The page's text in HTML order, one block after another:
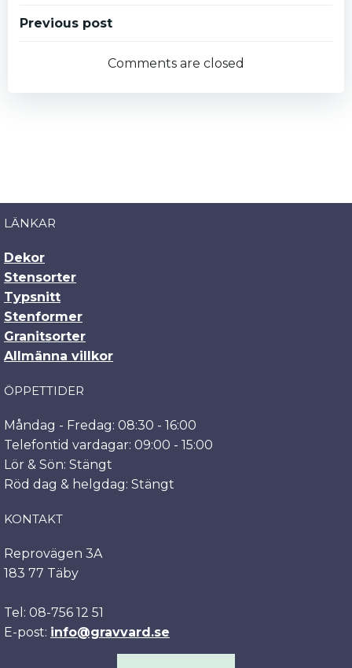
Post
navigation
Previous post
Comments are closed
LÄNKAR
Dekor
Stensorter
Typsnitt
Stenformer
Granitsorter
Allmänna villkor
ÖPPETTIDER
Måndag - Fredag: 08:30 - 16:00
Telefontid vardagar: 09:00 - 15:00
Lör & Sön: Stängt
Röd dag & helgdag: Stängt
KONTAKT
Reprovägen 3A
183 77 Täby
Tel: 08-756 12 51
E-post: info@gravvard.se